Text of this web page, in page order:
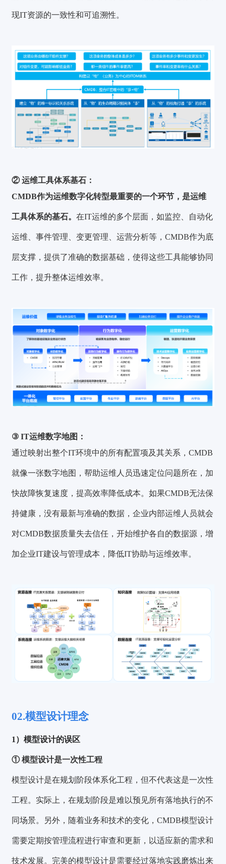
现IT资源的一致性和可追溯性。
② 运维工具体系基石：
CMDB作为运维数字化转型最重要的一个环节，是运维
工具体系的基石。在IT运维的多个层面，如监控、自动化
运维、事件管理、变更管理、运营分析等，CMDB作为底
层支撑，提供了准确的数据基础，使得这些工具能够协同
工作，提升整体运维效率。
③ IT运维数字地图：
通过映射出整个IT环境中的所有配置项及其关系，CMDB
就像一张数字地图，帮助运维人员迅速定位问题所在，加
快故障恢复速度，提高效率降低成本。如果CMDB无法保
持健康，没有最新与准确的数据，企业内部运维人员就会
对CMDB数据质量失去信任，开始维护各自的数据源，增
加企业IT建设与管理成本，降低IT协助与运维效率。
02.模型设计理念
1）模型设计的误区
① 模型设计是一次性工程
模型设计是在规划阶段体系化工程，但不代表这是一次性
工程。实际上，在规划阶段是难以预见所有落地执行的不
同场景。另外，随着业务和技术的变化，CMDB模型设计
需要定期按管理流程进行审查和更新，以适应新的需求和
技术发展。完美的模型设计是需要经过落地实践磨炼出来